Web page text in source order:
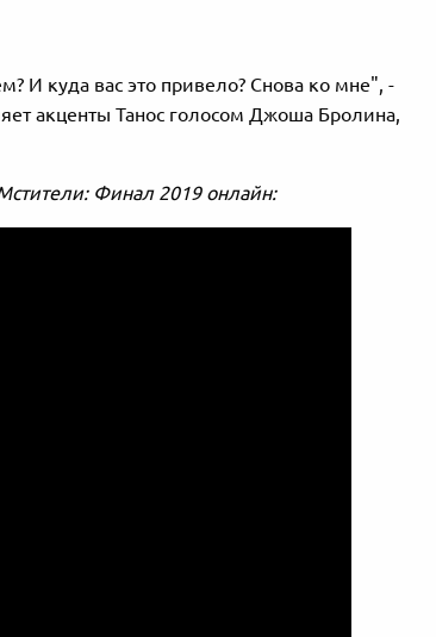
И куда вас это привело? Снова ко мне", -
акценты Танос голосом Джоша Бролина,
Финал 2019 онлайн: